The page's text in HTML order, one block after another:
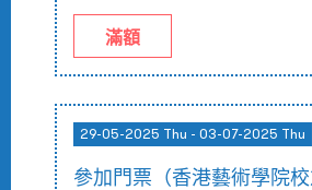
滿額
29-05-2025 Thu - 03-07-2025 Thu
參加門票（香港藝術學院校